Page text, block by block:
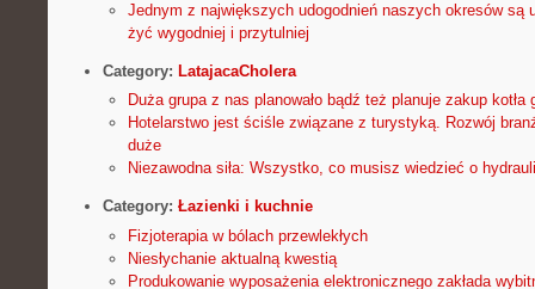
Jednym z największych udogodnień naszych okresów są
żyć wygodniej i przytulniej
Category: LatajacaCholera
Duża grupa z nas planowało bądź też planuje zakup kotła
Hotelarstwo jest ściśle związane z turystyką. Rozwój
duże
Niezawodna siła: Wszystko, co musisz wiedzieć o
Category: Łazienki i kuchnie
Fizjoterapia w bólach przewlekłych
Niesłychanie aktualną kwestią
Produkowanie wyposażenia elektronicznego zakłada